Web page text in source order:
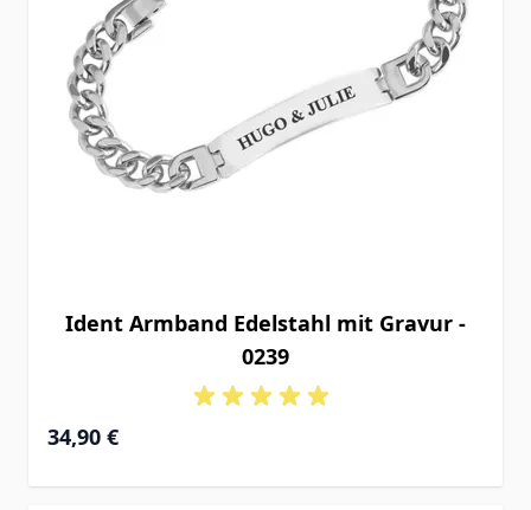
Ident Armband Edelstahl mit Gravur -
0239
34,90 €